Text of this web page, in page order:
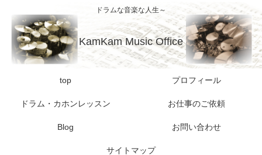
ドラムな音楽な人生～
KamKam Music Office
top プロフィール
ドラム・カホンレッスン お仕事のご依頼
Blog お問い合わせ
サイトマップ